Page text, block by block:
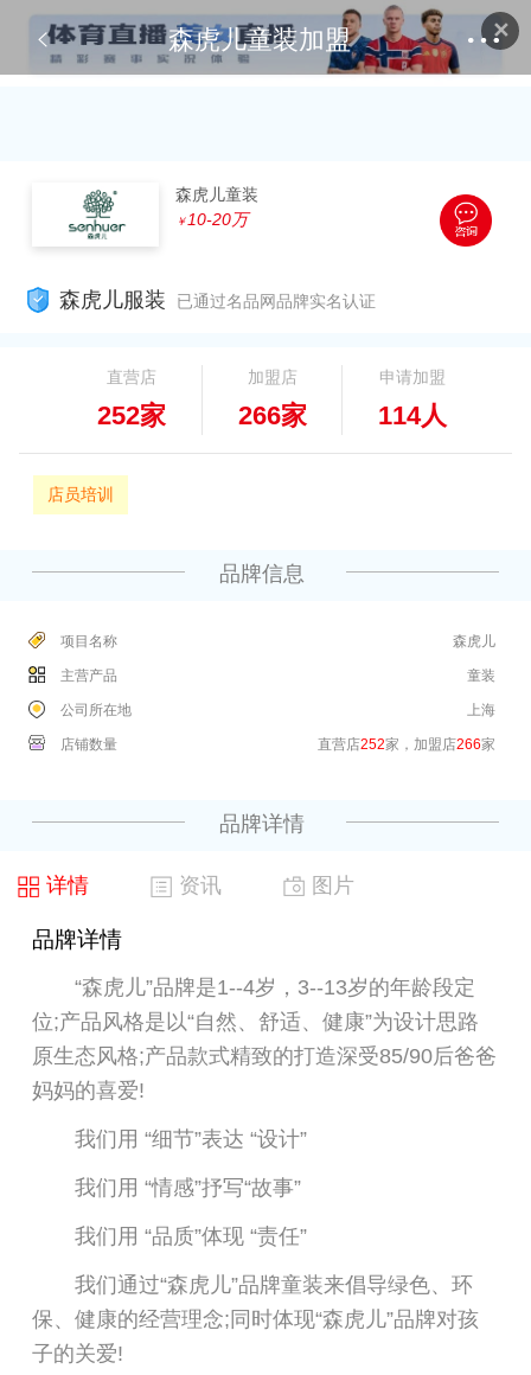
✕
森虎儿童装加盟
森虎儿童装
￥ 10-20万
森虎儿服装 已通过名品网品牌实名认证
直营店
252家
加盟店
266家
申请加盟
114人
店员培训
品牌信息
项目名称 森虎儿
主营产品 童装
公司所在地 上海
店铺数量 直营店252家，加盟店266家
品牌详情
详情 资讯 图片
品牌详情
“森虎儿”品牌是1--4岁，3--13岁的年龄段定
位;产品风格是以“自然、舒适、健康”为设计思路
原生态风格;产品款式精致的打造深受85/90后爸爸
妈妈的喜爱!
我们用 “细节”表达 “设计”
我们用 “情感”抒写“故事”
我们用 “品质”体现 “责任”
我们通过“森虎儿”品牌童装来倡导绿色、环
保、健康的经营理念;同时体现“森虎儿”品牌对孩
子的关爱!